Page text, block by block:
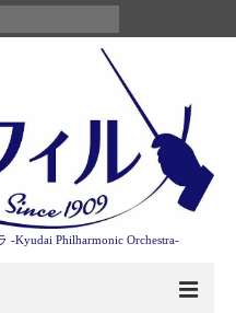
-Kyudai Philharmonic Orchestra-